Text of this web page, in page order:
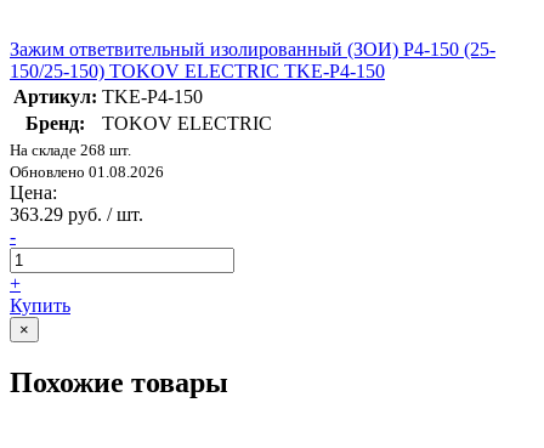
Зажим ответвительный изолированный (ЗОИ) P4-150 (25-
150/25-150) TOKOV ELECTRIC TKE-P4-150
Артикул: TKE-P4-150
Бренд:
TOKOV ELECTRIC
На складе 268 шт.
Обновлено 01.08.2026
Цена:
363.29 руб. / шт.
-
+
Купить
×
Похожие товары